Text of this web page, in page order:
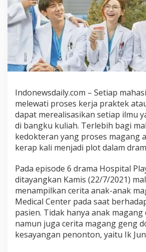
c
a
k
d
i
D
r
a
a
H
o
s
p
i
l
P
l
a
y
l
i
Indonewsdaily.com – Setiap
melewati proses kerja praktek
dapat merealisasikan setiap ilmu
di bangku kuliah. Terlebih bagi
kedokteran yang proses magang
kerap kali menjadi plot dalam
Pada episode 6 drama Hospital
ditayangkan Kamis (22/7/2021)
menampilkan cerita anak-anak
Medical Center pada saat
pasien. Tidak hanya anak magang
namun juga cerita magang geng
kesayangan penonton, yaitu Ik Jun